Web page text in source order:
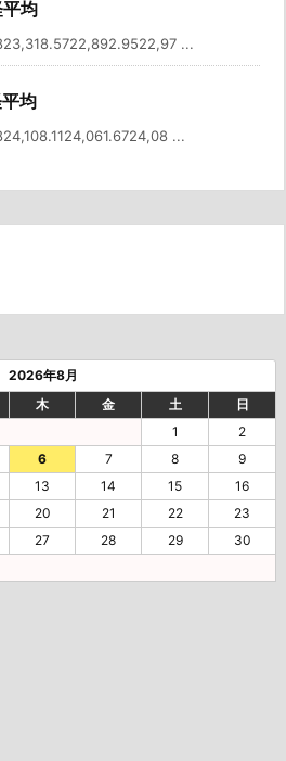
均
...
均
...
2026年8月
木 金 土
日
1
2
6 7 8
9
13 14 15
16
20 21 22
23
27 28 29
30